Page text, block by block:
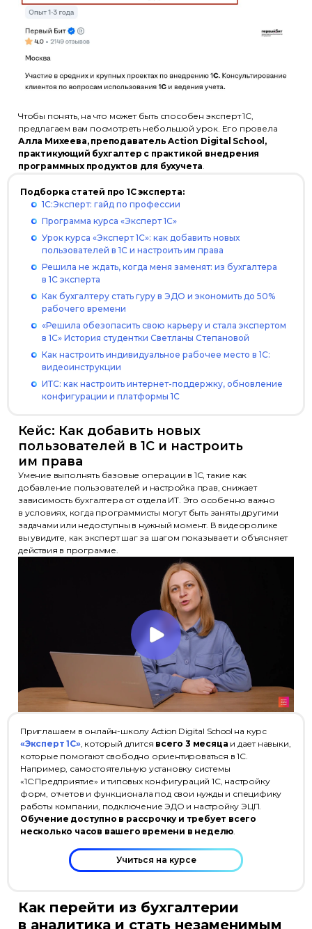
Чтобы понять, на что может быть способен эксперт 1С,
предлагаем вам посмотреть небольшой урок. Его провела
Алла Михеева, преподаватель Action Digital School,
практикующий бухгалтер с практикой внедрения
программных продуктов для бухучета.
Подборка статей про 1С эксперта:
1С:Эксперт: гайд по профессии
Программа курса «Эксперт 1С»
Урок курса «Эксперт 1С»: как добавить новых
пользователей в 1С и настроить им права
Решила не ждать, когда меня заменят: из бухгалтера
в 1С эксперта
Как бухгалтеру стать гуру в ЭДО и экономить до 50%
рабочего времени
«Решила обезопасить свою карьеру и стала экспертом
в 1С» История студентки Светланы Степановой
Как настроить индивидуальное рабочее место в 1С:
видеоинструкции
ИТС: как настроить интернет-поддержку, обновление
конфигурации и платформы 1С
Кейс: Как добавить новых
пользователей в 1С и настроить
им права
Умение выполнять базовые операции в 1С, такие как
добавление пользователей и настройка прав, снижает
зависимость бухгалтера от отдела ИТ. Это особенно важно
в условиях, когда программисты могут быть заняты другими
задачами или недоступны в нужный момент. В видеоролике
вы увидите, как эксперт шаг за шагом показывает и объясняет
действия в программе.
Приглашаем в онлайн-школу Action Digital School на курс
«Эксперт 1С», который длится всего 3 месяца и дает навыки,
которые помогают свободно ориентироваться в 1С.
Например, самостоятельную установку системы
«1С:Предприятие» и типовых конфигураций 1С, настройку
форм, отчетов и функционала под свои нужды и специфику
работы компании, подключение ЭДО и настройку ЭЦП.
Обучение доступно в рассрочку и требует всего
несколько часов вашего времени в неделю
Учиться на курсе
Как перейти из бухгалтерии
в аналитика и стать незаменимым